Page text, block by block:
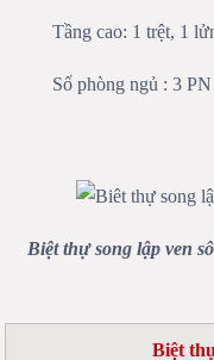
Tầng cao: 1 trệt, 1
Số phòng ngủ : 3
Biệt thự song lập ven
Biệt